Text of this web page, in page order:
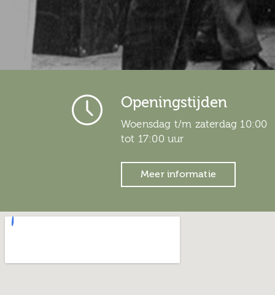
Openingstijden
Woensdag t/m zaterdag 10:00
tot 17:00 uur
Meer informatie